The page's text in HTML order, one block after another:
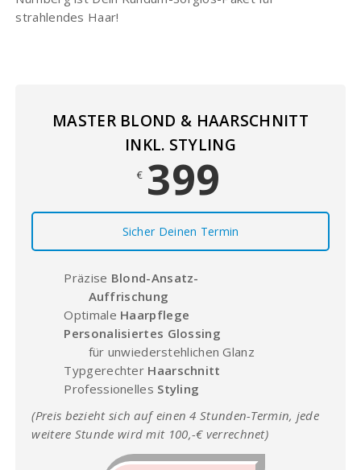
strahlendes Haar!
MASTER BLOND & HAARSCHNITT
INKL. STYLING
€ 399
Sicher Deinen Termin
Präzise Blond-Ansatz-
Auffrischung
Optimale Haarpflege
Personalisiertes Glossing
für unwiederstehlichen Glanz
Typgerechter Haarschnitt
Professionelles Styling
(Preis bezieht sich auf einen 4 Stunden-Termin, jede
weitere Stunde wird mit 100,-€ verrechnet)